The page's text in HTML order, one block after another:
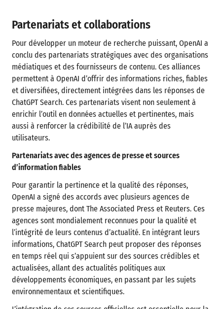
Partenariats et collaborations
Pour développer un moteur de recherche puissant, OpenAI a
conclu des partenariats stratégiques avec des organisations
médiatiques et des fournisseurs de contenu. Ces alliances
permettent à OpenAI d’offrir des informations riches, fiables
et diversifiées, directement intégrées dans les réponses de
ChatGPT Search. Ces partenariats visent non seulement à
enrichir l’outil en données actuelles et pertinentes, mais
aussi à renforcer la crédibilité de l’IA auprès des
utilisateurs.
Partenariats avec des agences de presse et sources
d’information fiables
Pour garantir la pertinence et la qualité des réponses,
OpenAI a signé des accords avec plusieurs agences de
presse majeures, dont The Associated Press et Reuters. Ces
agences sont mondialement reconnues pour la qualité et
l’intégrité de leurs contenus d’actualité. En intégrant leurs
informations, ChatGPT Search peut proposer des réponses
en temps réel qui s’appuient sur des sources crédibles et
actualisées, allant des actualités politiques aux
développements économiques, en passant par les sujets
environnementaux et scientifiques.